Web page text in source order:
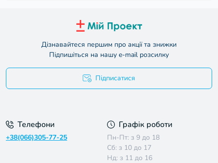
Дізнавайтеся першим про акції та знижки
Підпишіться на нашу e-mail розсилку
Підписатися
Телефони
+38(066)305-77-25
Графік роботи
Пн-Пт: з 9 до 18
Сб: з 10 до 17
Нд: з 11 до 16